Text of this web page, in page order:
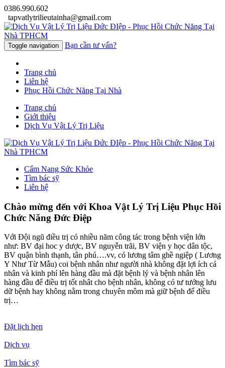
0386.990.602
tapvatlytrilieutainha@gmail.com
Toggle navigation Bạn cần tư vấn?
Trang chủ
Liên hệ
Phục Hồi Chức Năng Tại Nhà
Trang chủ
Giới thiệu
Dịch Vụ Vật Lý Trị Liệu
Cẩm Nang Sức Khỏe
Tìm bác sỹ
Liên hệ
Chào mừng đến với Khoa Vật Lý Trị Liệu Phục Hồi
Chức Năng Đức Điệp
Với Đội ngũ điều trị có nhiều năm công tác trong bệnh viện lớn
như: BV đại hoc y dược, BV nguyễn trãi, BV viện y học dân tộc,
BV quận bình thạnh, tân phú….vv, có lương tâm ghề ngiệp ( Lương
Y Như Từ Mẫu) coi bệnh nhân như người nhà không đặt lợi ích cá
nhân và kinh phí lên hàng đầu mà đặt bệnh lý và bệnh nhân lên
hàng đầu để điều trị tốt nhât cho bệnh nhân, không có tư tưởng lưu
dữ bệnh hay không nằm trong chuyên môm mà giữ bệnh để điều
trị…
Đặt lịch hẹn
Dịch vụ
Tìm bác sỹ